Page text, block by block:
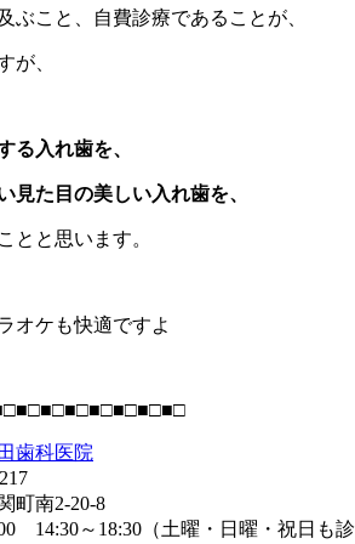
ぶこと、自費診療であることが、
が、
る入れ歯を、
見た目の美しい入れ歯を、
とと思います。
オケも快適ですよ
歯科医院
町南2-20-8
14:30～18:30（土曜・日曜・祝日も